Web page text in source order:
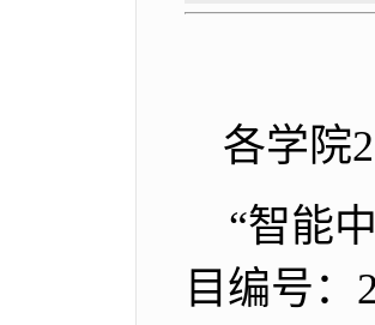
各学院
“智能
目编号：